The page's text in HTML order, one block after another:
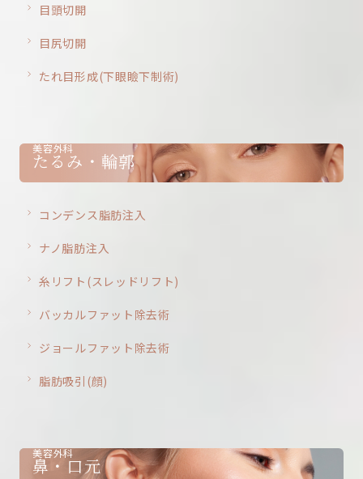
目頭切開
目尻切開
たれ目形成(下眼瞼下制術)
美容外科
たるみ・輪郭
コンデンス脂肪注入
ナノ脂肪注入
糸リフト(スレッドリフト)
バッカルファット除去術
ジョールファット除去術
脂肪吸引(顔)
美容外科
鼻・口元